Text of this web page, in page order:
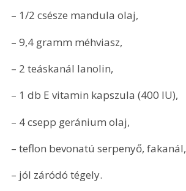
– 1/2 csésze mandula olaj,
– 9,4 gramm méhviasz,
– 2 teáskanál lanolin,
– 1 db E vitamin kapszula (400 IU),
– 4 csepp geránium olaj,
– teflon bevonatú serpenyő, fakanál,
– jól záródó tégely.